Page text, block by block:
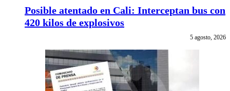
Posible atentado en Cali: Interceptan bus con
420 kilos de explosivos
5 agosto, 2026